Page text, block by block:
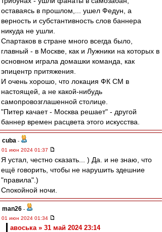
оставаясь в прошлом,... ушел Федун, а
верность и субстантивность слов баннера
никуда не ушли.
Спартаков в стране много всегда было,
главный - в Москве, как и Лужники на которых в
основном играла домашки команда, как
эпицентр притяжения.
И очень хорошо, что локация ФК СМ в
настоящей, а не какой-нибудь
самопровозглашенной столице.
"Питер качает - Москва решает" - другой
баннер времен расцвета этого искусства.
cuba -
01 июн 2024 01:37
Я устал, честно сказать... ) Да. и не знаю, что
ещё говорить, чтобы не нарушить здешние
"правила".)
Спокойной ночи.
man26 -
01 июн 2024 01:34
авоська » 31 май 2024 23:14